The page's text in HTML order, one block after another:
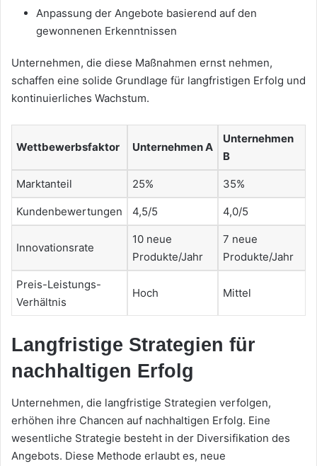
Anpassung der Angebote basierend auf den
gewonnenen Erkenntnissen
Unternehmen, die diese Maßnahmen ernst nehmen,
schaffen eine solide Grundlage für langfristigen Erfolg und
kontinuierliches Wachstum.
Wettbewerbsfaktor Unternehmen A
Unternehmen
B
Marktanteil 25% 35%
Kundenbewertungen 4,5/5 4,0/5
Innovationsrate
10 neue
Produkte/Jahr
7 neue
Produkte/Jahr
Preis-Leistungs-
Verhältnis
Hoch Mittel
Langfristige Strategien für
nachhaltigen Erfolg
Unternehmen, die langfristige Strategien verfolgen,
erhöhen ihre Chancen auf nachhaltigen Erfolg. Eine
wesentliche Strategie besteht in der Diversifikation des
Angebots. Diese Methode erlaubt es, neue